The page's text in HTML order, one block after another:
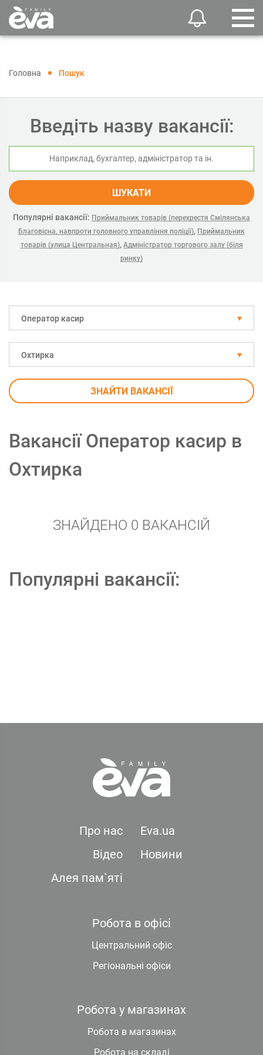
Головна Пошук
Введіть назву вакансії:
ШУКАТИ
Популярні вакансії: Приймальник товарів (перехрестя Смілянська
Благовісна, навпроти головного управління поліції), Приймальник
товарів (улица Центральная), Адміністратор торгового залу (біля
ринку)
Оператор касир
Охтирка
ЗНАЙТИ ВАКАНСІЇ
Вакансії Оператор касир в
Охтирка
ЗНАЙДЕНО 0 ВАКАНСІЙ
Популярні вакансії:
Про нас
Eva.ua
Відео
Новини
Алея пам`яті
Робота в офісі
Центральний офіс
Регіональні офіси
Робота у магазинах
Робота в магазинах
Робота на складі